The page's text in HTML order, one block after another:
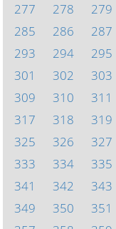
277
278 279
285
286 287
293
294 295
301
302 303
309
310 311
317
318 319
325
326 327
333
334 335
341
342 343
349
350 351